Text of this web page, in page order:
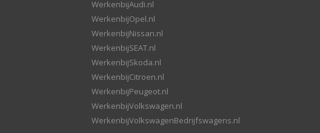
WerkenbijAudi.nl
WerkenbijOpel.nl
WerkenbijNissan.nl
WerkenbijSEAT.nl
WerkenbijSkoda.nl
WerkenbijCitroen.nl
WerkenbijPeugeot.nl
WerkenbijVolkswagen.nl
WerkenbijVolkswagenBedrijfswagens.nl